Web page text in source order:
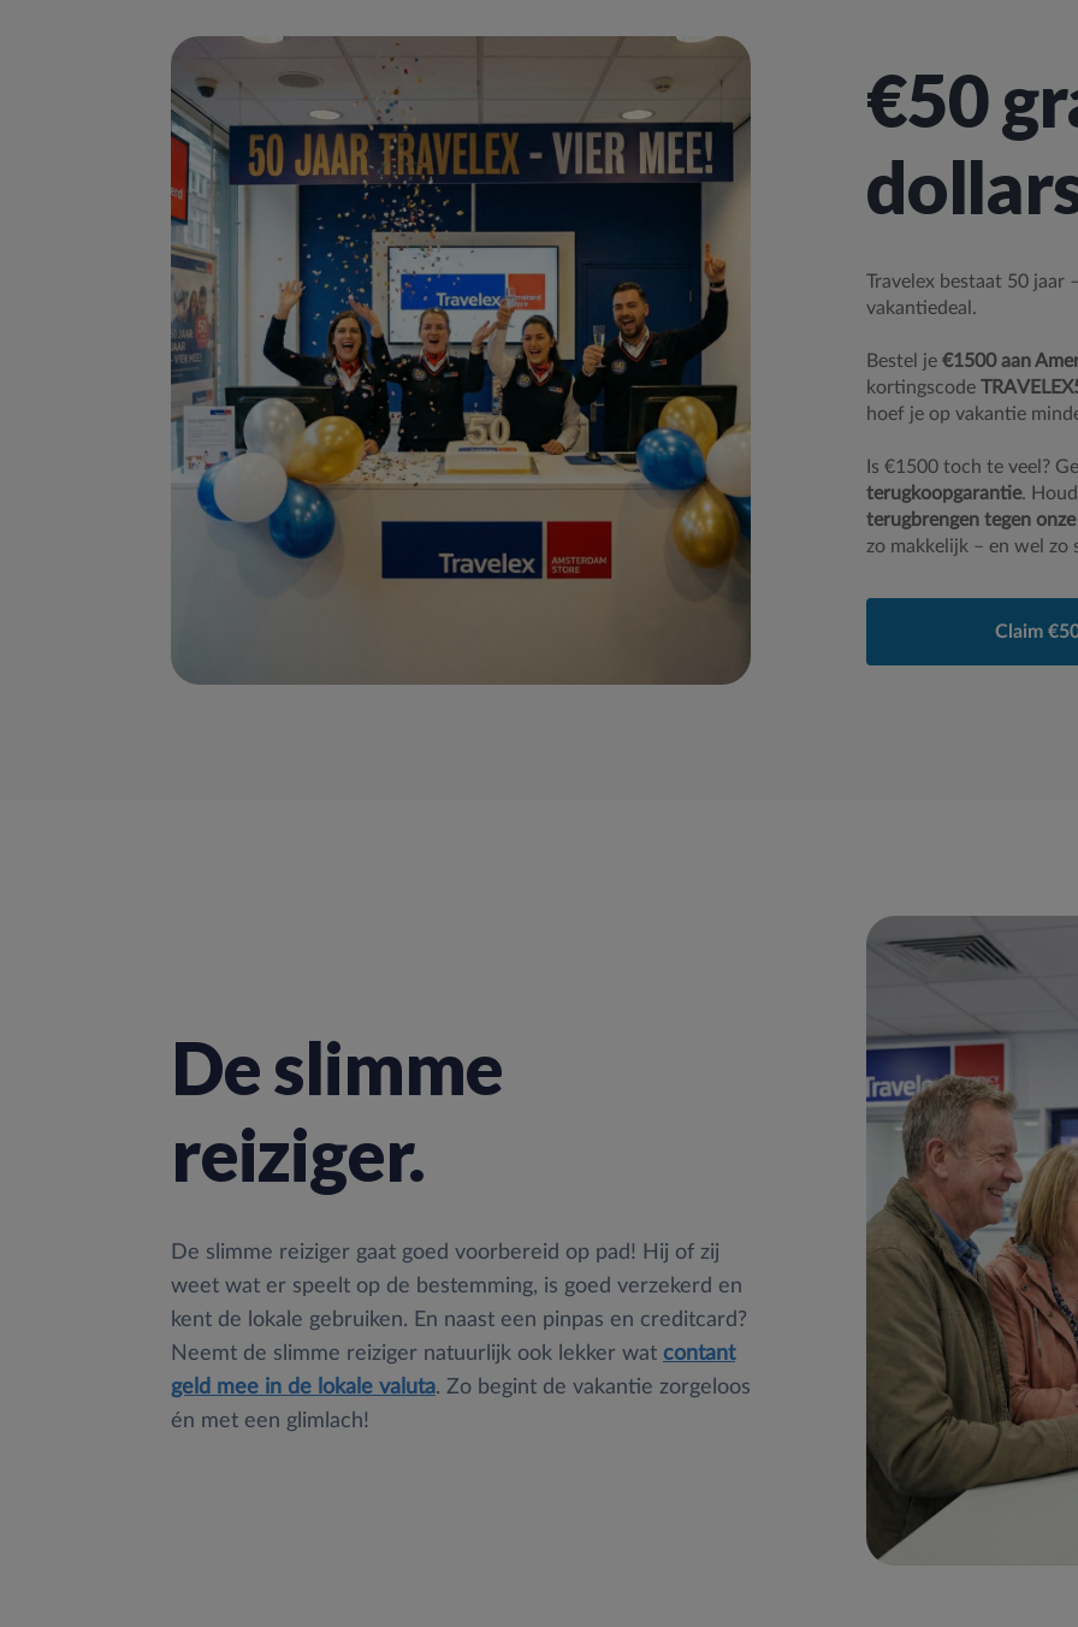
€50
Travelex bestaat 50 jaar
vakantiedeal.
Bestel je €1500 aan
kortingscode
hoef je op vakantie
Is €1500 toch te veel?
terugkoopgarantie.
terugbrengen tegen
zo makkelijk – en wel zo
Claim
De slimme
reiziger.
De slimme reiziger gaat goed voorbereid op pad! Hij of zij
weet wat er speelt op de bestemming, is goed verzekerd en
kent de lokale gebruiken. En naast een pinpas en creditcard?
Neemt de slimme reiziger natuurlijk ook lekker wat contant
geld mee in de lokale valuta. Zo begint de vakantie zorgeloos
én met een glimlach!